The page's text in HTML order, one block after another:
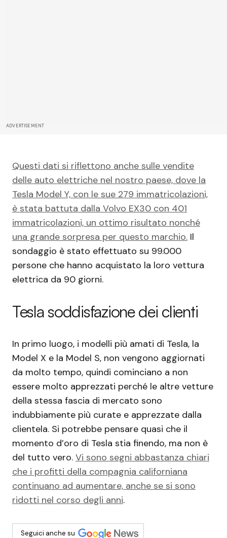
ADVERTISEMENT
Questi dati si riflettono anche sulle vendite
delle auto elettriche nel nostro paese, dove la
Tesla Model Y, con le sue 279 immatricolazioni,
è stata battuta dalla Volvo EX30 con 401
immatricolazioni, un ottimo risultato nonché
una grande sorpresa per questo marchio. Il
sondaggio è stato effettuato su 99.000
persone che hanno acquistato la loro vettura
elettrica da 90 giorni.
Tesla soddisfazione dei clienti
In primo luogo, i modelli più amati di Tesla, la
Model X e la Model S, non vengono aggiornati
da molto tempo, quindi cominciano a non
essere molto apprezzati perché le altre vetture
della stessa fascia di mercato sono
indubbiamente più curate e apprezzate dalla
clientela. Si potrebbe pensare quasi che il
momento d’oro di Tesla stia finendo, ma non è
del tutto vero. Vi sono segni abbastanza chiari
che i profitti della compagnia californiana
continuano ad aumentare, anche se si sono
ridotti nel corso degli anni.
Seguici anche su